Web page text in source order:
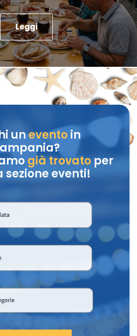
Leggi
unevento in
già trovatoper
sezione eventi!